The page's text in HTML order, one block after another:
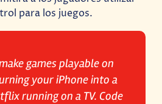
para los juegos.
games playable on
your iPhone into a
running on a TV. Code